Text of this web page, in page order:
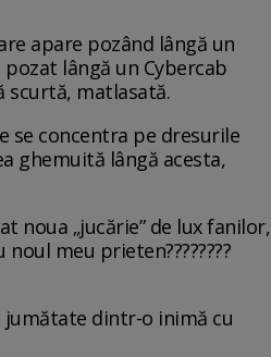
apare pozând lângă un
lângă un Cybercab
matlasată.
se concentra pe dresurile
ghemuită lângă acesta,
noua „jucărie” de lux fanilor,
meu prieten????????
jumătate dintr-o inimă cu